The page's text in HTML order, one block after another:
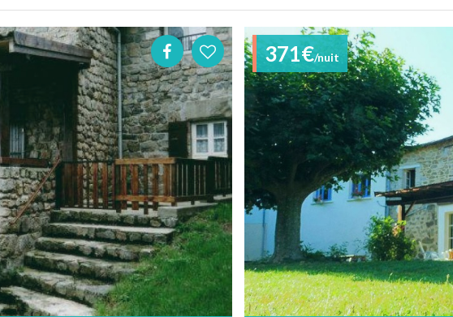
371€/nuit